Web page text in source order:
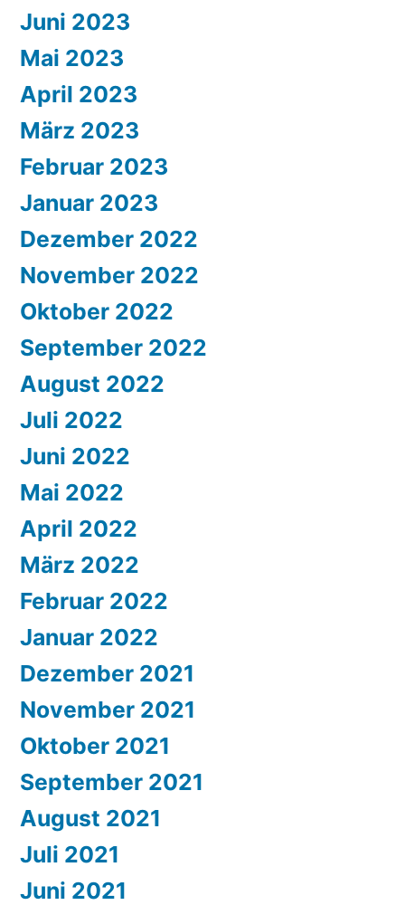
Juni 2023
Mai 2023
April 2023
März 2023
Februar 2023
Januar 2023
Dezember 2022
November 2022
Oktober 2022
September 2022
August 2022
Juli 2022
Juni 2022
Mai 2022
April 2022
März 2022
Februar 2022
Januar 2022
Dezember 2021
November 2021
Oktober 2021
September 2021
August 2021
Juli 2021
Juni 2021